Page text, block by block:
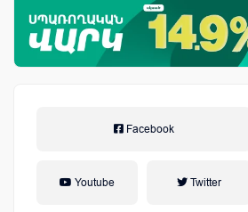
Facebook
Youtube Twitter